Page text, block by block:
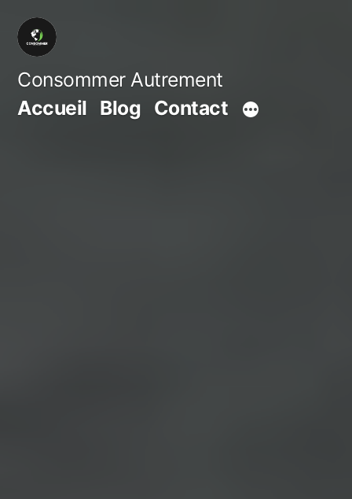
Aller
contenu
Consommer Autrement
Accueil Blog Contact